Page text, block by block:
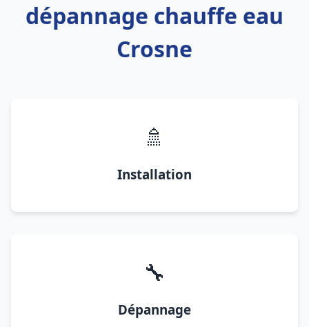
dépannage chauffe eau
Crosne
🚿
Installation
🔧
Dépannage